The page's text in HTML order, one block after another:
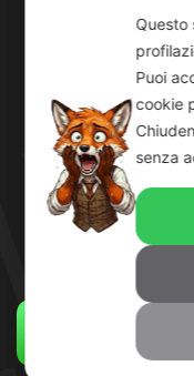
Orari
Lun-Ven: 8-12:30
Sab: 8-12:30
© O.R.N. srl
Questo
Puoi
cookie
senza